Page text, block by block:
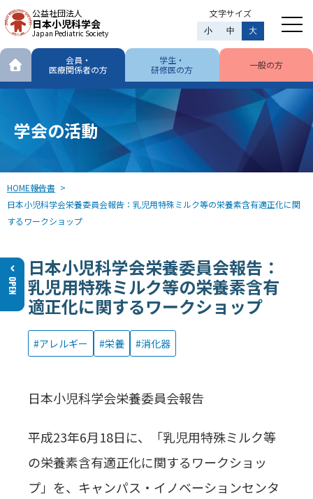
公益社団法人
日本小児科学会
Japan Pediatric Society
文字サイズ
小 中 大
会員・
医療関係者の方
学生・
研修医の方
一般の方
学会の活動
HOME報告書
日本小児科学会栄養委員会報告：乳児用特殊ミルク等の栄養素含有適正化に関
するワークショップ
日本小児科学会栄養委員会報告：
乳児用特殊ミルク等の栄養素含有
適正化に関するワークショップ
アレルギー 栄養 消化器
日本小児科学会栄養委員会報告
平成23年6月18日に、「乳児用特殊ミルク等
の栄養素含有適正化に関するワークショッ
プ」を、キャンパス・イノベーションセンタ